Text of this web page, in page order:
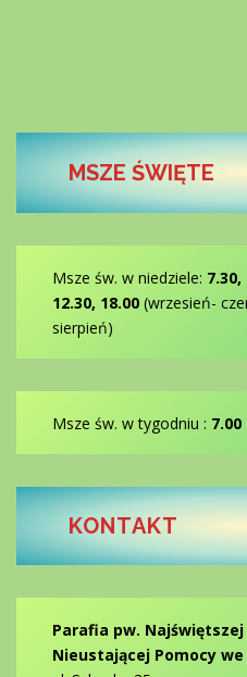
MSZE ŚWIĘTE
Msze św. w niedziele: 7.30,
12.30, 18.00 (wrzesień-
sierpień)
Msze św. w tygodniu : 7.00
KONTAKT
Parafia pw.
Nieustającej Pomocy we